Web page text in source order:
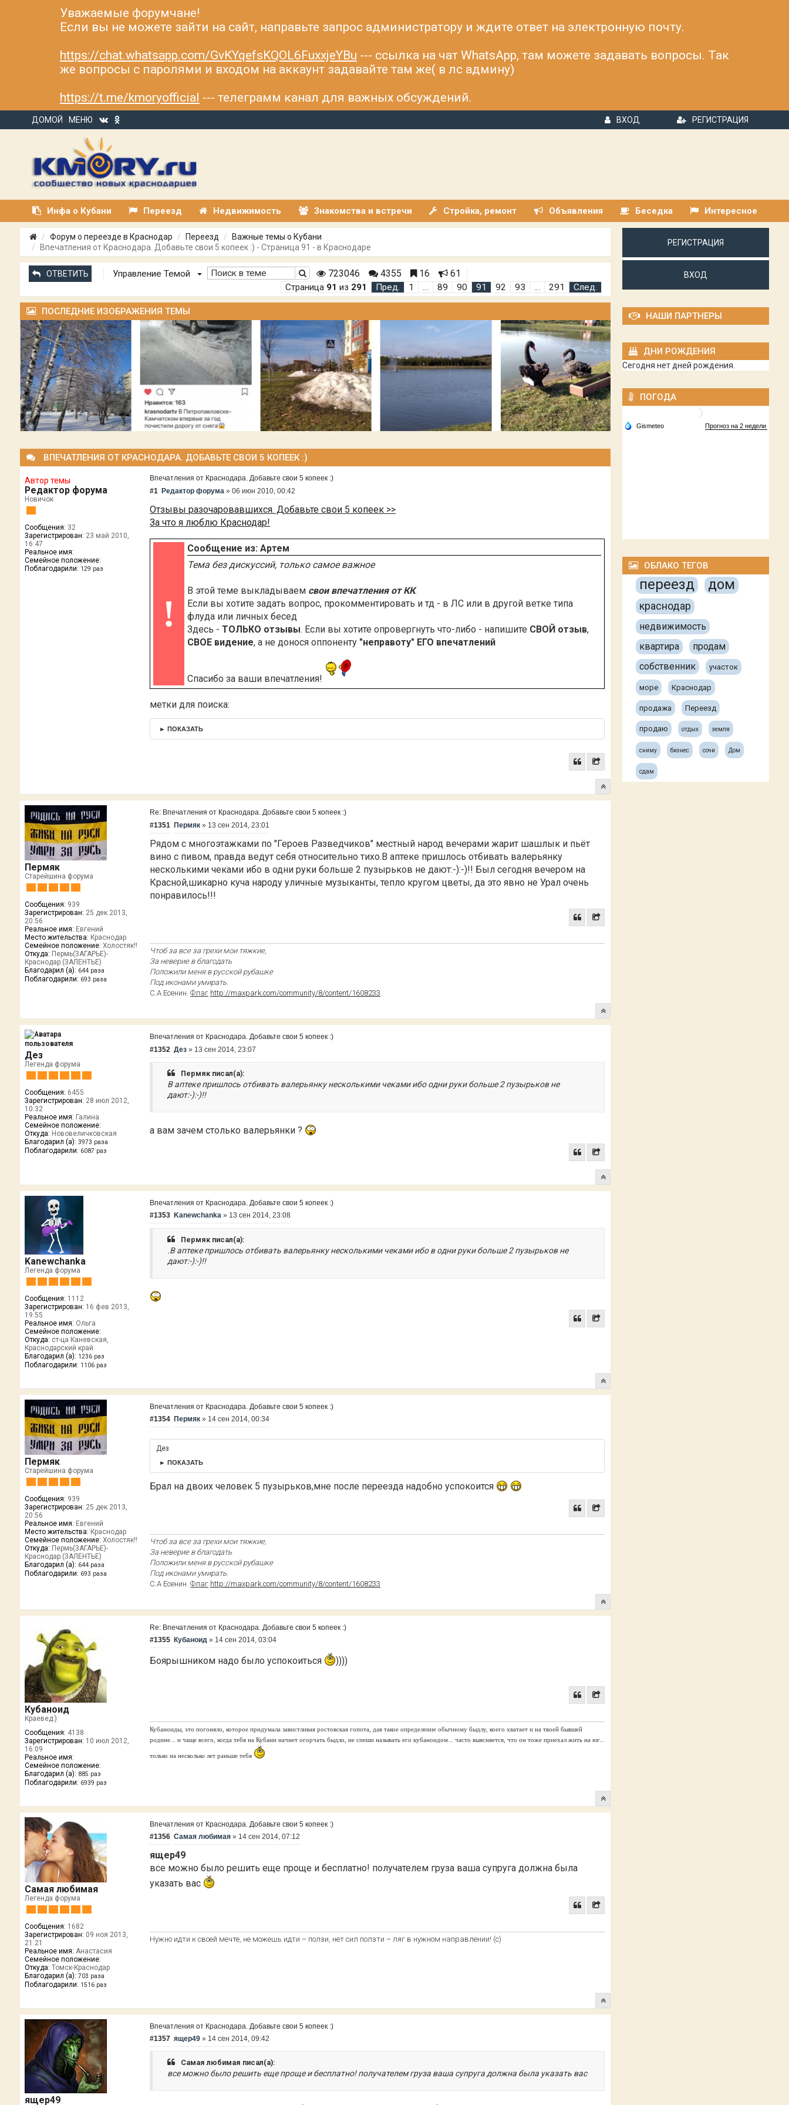
Уважаемые форумчане!
Если вы не можете зайти на сайт, направьте запрос администратору и ждите ответ на электронную почту.
https://chat.whatsapp.com/GvKYqefsKQOL6FuxxjeYBu --- ссылка на чат WhatsApp, там можете задавать вопросы. Так
же вопросы с паролями и входом на аккаунт задавайте там же( в лс админу)
https://t.me/kmoryofficial --- телеграмм канал для важных обсуждений.
ДОМОЙ МЕНЮ ВХОД РЕГИСТРАЦИЯ
Инфа о Кубани Переезд Недвижимость Знакомства и встречи Стройка, ремонт Объявления Беседка Интересное
Форум о переезде в Краснодар Переезд
Важные темы о Кубани
Впечатления от Краснодара. Добавьте свои 5 копеек :) - Страница 91 - в Краснодаре
ОТВЕТИТЬ Управление Темой 723046 4355 16 61
Страница 91 из 291 Пред. 1 … 89 90 91 92 93 … 291 След.
ПОСЛЕДНИЕ ИЗОБРАЖЕНИЯ ТЕМЫ
ВПЕЧАТЛЕНИЯ ОТ КРАСНОДАРА. ДОБАВЬТЕ СВОИ 5 КОПЕЕК :)
Автор темы
Редактор форума
Новичок
Сообщения: 32
Зарегистрирован: 23 май 2010,
16:47
Реальное имя:
Семейное положение:
Поблагодарили: 129 раз
Впечатления от Краснодара. Добавьте свои 5 копеек :)
#1 Редактор форума »06 июн 2010, 00:42
Отзывы разочаровавшихся. Добавьте свои 5 копеек >>
За что я люблю Краснодар!
!
Сообщение из: Артем
Тема без дискуссий, только самое важное
В этой теме выкладываем свои впечатления от КК.
Если вы хотите задать вопрос, прокомментировать и тд - в ЛС или в другой ветке типа
флуда или личных бесед
Здесь -ТОЛЬКО отзывы. Если вы хотите опровергнуть что-либо - напишите СВОЙ отзыв,
СВОЕ видение, а не донося оппоненту "неправоту" ЕГО впечатлений
Спасибо за ваши впечатления!
метки для поиска:
► ПОКАЗАТЬ
Пермяк
Старейшина форума
Сообщения: 939
Зарегистрирован: 25 дек 2013,
20:56
Реальное имя: Евгений
Место жительства: Краснодар
Семейное положение: Холостяк!!
Откуда: Пермь(ЗАГАРЬЕ)-
Краснодар.(ЗАЛЕНТЬЕ)
Благодарил (а): 644 раза
Поблагодарили: 693 раза
Re: Впечатления от Краснодара. Добавьте свои 5 копеек :)
#1351 Пермяк » 13 сен 2014, 23:01
Рядом с многоэтажками по "Героев Разведчиков" местный народ вечерами жарит шашлык и пьёт
вино с пивом, правда ведут себя относительно тихо.В аптеке пришлось отбивать валерьянку
несколькими чеками ибо в одни руки больше 2 пузырьков не дают:-):-)!! Был сегодня вечером на
Красной,шикарно куча народу уличные музыканты, тепло кругом цветы, да это явно не Урал очень
понравилось!!!
Чтоб за все за грехи мои тяжкие,
За неверие в благодать
Положили меня в русской рубашке
Под иконами умирать.
С.А Есенин.Флаг http://maxpark.com/community/8/content/1608233
Дез
Легенда форума
Сообщения: 6455
Зарегистрирован: 28 июл 2012,
10:32
Реальное имя: Галина
Семейное положение:
Откуда: Нововеличковская
Благодарил (а): 3973 раза
Поблагодарили: 6087 раз
Впечатления от Краснодара. Добавьте свои 5 копеек :)
#1352 Дез » 13 сен 2014, 23:07
Пермяк писал(а):
В аптеке пришлось отбивать валерьянку несколькими чеками ибо одни руки больше 2 пузырьков не
дают:-):-)!!
а вам зачем столько валерьянки ?
Kanewchanka
Легенда форума
Сообщения: 1112
Зарегистрирован: 16 фев 2013,
19:55
Реальное имя: Ольга
Семейное положение:
Откуда: ст-ца Каневская,
Краснодарский край
Благодарил (а): 1236 раз
Поблагодарили: 1106 раз
Впечатления от Краснодара. Добавьте свои 5 копеек :)
#1353 Kanewchanka » 13 сен 2014, 23:08
Пермяк писал(а):
.В аптеке пришлось отбивать валерьянку несколькими чеками ибо в одни руки больше 2 пузырьков не
дают:-):-)!!
Пермяк
Старейшина форума
Сообщения: 939
Зарегистрирован: 25 дек 2013,
20:56
Реальное имя: Евгений
Место жительства: Краснодар
Семейное положение: Холостяк!!
Откуда: Пермь(ЗАГАРЬЕ)-
Краснодар.(ЗАЛЕНТЬЕ)
Благодарил (а): 644 раза
Поблагодарили: 693 раза
Впечатления от Краснодара. Добавьте свои 5 копеек :)
#1354 Пермяк » 14 сен 2014, 00:34
Дез
► ПОКАЗАТЬ
Брал на двоих человек 5 пузырьков,мне после переезда надобно успокоится
Чтоб за все за грехи мои тяжкие,
За неверие в благодать
Положили меня в русской рубашке
Под иконами умирать
С.А Есенин.Флаг http://maxpark.com/community/8/content/1608233
Кубаноид
Краевед:)
Сообщения: 4138
Зарегистрирован: 10 июл 2012,
16:09
Реальное имя:
Семейное положение:
Благодарил (а): 885 раз
Поблагодарили: 6939 раз
Re: Впечатления от Краснодара. Добавьте свои 5 копеек :)
#1355 Кубаноид » 14 сен 2014, 03:04
Боярышником надо было успокоиться ))))
Кубаноиды, это погоняло, которое придумала завистливая ростовская гопота, дав такое определение обычному быдлу, коего хватает и на твоей бывшей
родине... и чаще всего, когда тебя на Кубани начнет огорчать быдло, не спеши называть его кубаноидом... часто выясняется, что он тоже приехал жить на юг...
только на несколько лет раньше тебя
Самая любимая
Легенда форума
Сообщения: 1682
Зарегистрирован: 09 ноя 2013,
21:21
Реальное имя: Анастасия
Семейное положение:
Откуда: Томск-Краснодар
Благодарил (а): 703 раза
Поблагодарили: 1516 раз
Впечатления от Краснодара. Добавьте свои 5 копеек :)
#1356 Самая любимая » 14 сен 2014, 07:12
ящер49
все можно было решить еще проще и бесплатно! получателем груза ваша супруга должна была
указать вас
Нужно идти к своей мечте, не можешь идти – ползи, нет сил ползти – ляг в нужном направлении! (с)
ящер49
Впечатления от Краснодара. Добавьте свои 5 копеек :)
#1357 ящер49 » 14 сен 2014, 09:42
Самая любимая писал(а):
все можно было решить еще проще и бесплатно! получателем груза ваша супруга должна была указать вас
РЕГИСТРАЦИЯ
ВХОД
НАШИ ПАРТНЕРЫ
ДНИ РОЖДЕНИЯ
Сегодня нет дней рождения.
ПОГОДА
ОБЛАКО ТЕГОВ
переезд дом
краснодар
недвижимость
квартира
продам
собственник
участок
море Краснодар
продажа Переезд
продаю отдых земля
сниму бизнес сочи Дом
сдам